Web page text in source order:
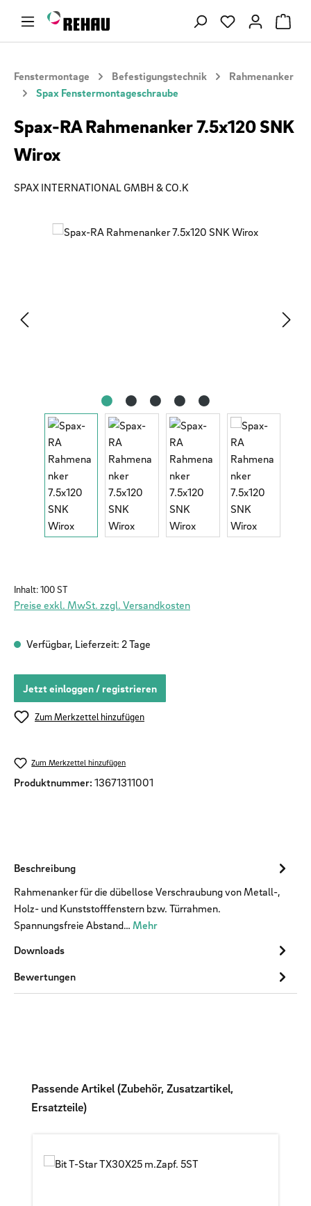
Zum Hauptinhalt springen Du hast 0
Fenstermontage Befestigungstechnik
Rahmenanker
Spax Fenstermontageschraube
Spax-RA Rahmenanker 7.5x120 SNK
Wirox
SPAX INTERNATIONAL GMBH & CO.K
Bildergalerie überspringen
Inhalt:100 ST
Preise exkl. MwSt. zzgl. Versandkosten
Verfügbar, Lieferzeit: 2 Tage
Jetzt einloggen / registrieren
Zum Merkzettel hinzufügen
Zum Merkzettel hinzufügen
Produktnummer: 13671311001
Beschreibung
Rahmenanker für die dübellose Verschraubung von Metall-,
Holz- und Kunststofffenstern bzw. Türrahmen.
Spannungsfreie Abstand… Mehr
Downloads
Bewertungen
Produktgalerie überspringen
Passende Artikel (Zubehör, Zusatzartikel,
Ersatzteile)